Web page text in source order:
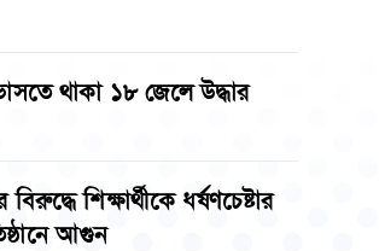
থাকা ১৮ জেলে উদ্ধার
শিক্ষার্থীকে ধর্ষণচেষ্টার
আগুন